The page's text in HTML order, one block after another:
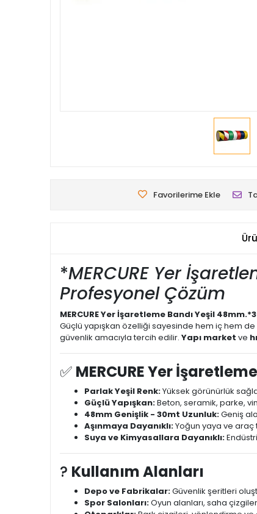
Favorilerime Ekle
*MERCURE Yer
Profesyonel Çözüm
MERCURE Yer İşaretleme Bandı Yeşil
Güçlü yapışkan özelliği sayesinde hem iç hem
güvenlik amacıyla tercih edilir. Yapı market ve
✅ MERCURE Yer
Parlak Yeşil Renk:Yüksek görünürlük
Güçlü Yapışkan:Beton, seramik, parke,
48mm Genişlik - 30mt Uzunluk:Geniş
Aşınmaya Dayanıklı:Yoğun yaya ve araç
Suya ve Kimyasallara Dayanıklı:
? Kullanım Alanları
Depo ve Fabrikalar:Güvenlik şeritleri
Spor Salonları:Oyun alanları, saha